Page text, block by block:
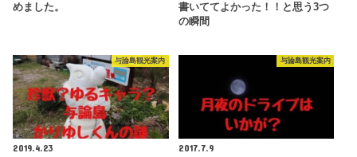
めました。
書いててよかった！！と思う3つ
の瞬間
与論島観光案内
2019.4.23
与論島観光案内
2017.7.9